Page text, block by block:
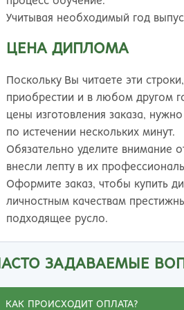
Документ выдержал проверку,
Учитывая необходимый год
ЦЕНА ДИПЛОМА
Поскольку Вы читаете эти
приобрестии и в любом другом
цены изготовления заказа,
по истечении нескольких минут.
Обязательно уделите внимание
внесли лепту в их
Оформите заказ, чтобы купить
личностным качествам
подходящее русло.
ЗАДАВАЕМЫЕ
КАК ПРОИСХОДИТ ОПЛАТА?